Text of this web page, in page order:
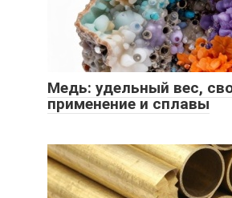
Медь: удельный вес,
применение и сплавы